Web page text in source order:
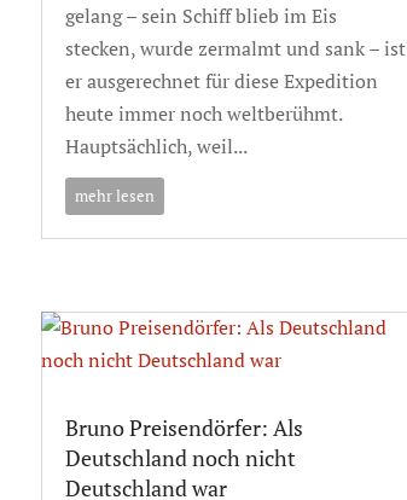
gelang – sein Schiff blieb im Eis
stecken, wurde zermalmt und sank – ist
er ausgerechnet für diese Expedition
heute immer noch weltberühmt.
Hauptsächlich, weil...
mehr lesen
Bruno Preisendörfer: Als
Deutschland noch nicht
Deutschland war